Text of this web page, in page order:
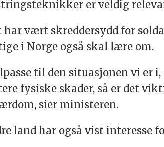
er veldig
har vært skreddersydd for
i Norge også skal lære om.
til den situasjonen vi er
fysiske skader, så er det
sier ministeren.
land har også vist interesse